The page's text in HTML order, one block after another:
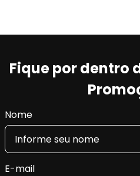
Fique por dentro
Nome
E-mail